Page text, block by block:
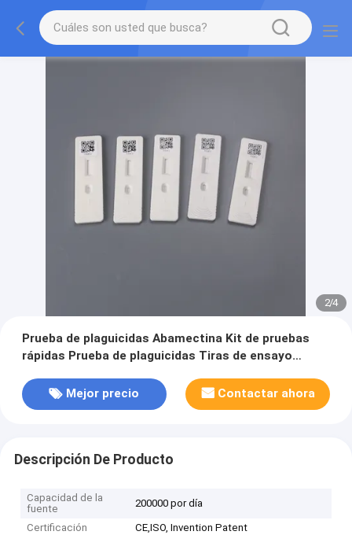
2/4
Prueba de plaguicidas Abamectina Kit de pruebas
rápidas Prueba de plaguicidas Tiras de ensayo
Mejor precio
Contactar ahora
Descripción De Producto
Capacidad de la
fuente
200000 por día
Certificación
CE,ISO, Invention Patent